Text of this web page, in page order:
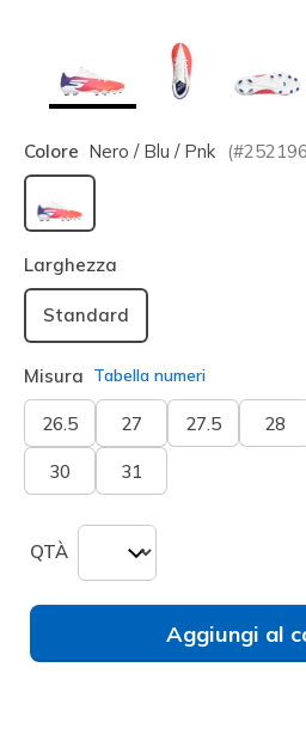
Colore Nero / Blu / Pnk (#
selezionato
Larghezza
Standard
Misura Tabella numeri
26.5 27 27.5 28
30 31
QTÀ
Aggiungi al